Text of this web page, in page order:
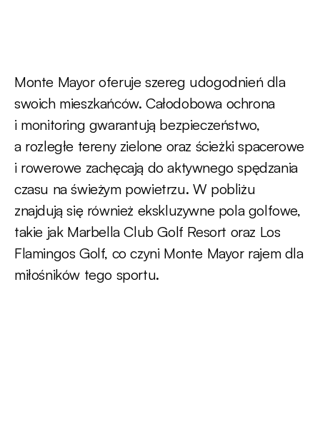
Monte Mayor oferuje szereg udogodnień dla
swoich mieszkańców. Całodobowa ochrona
i monitoring gwarantują bezpieczeństwo,
a rozległe tereny zielone oraz ścieżki spacerowe
i rowerowe zachęcają do aktywnego spędzania
czasu na świeżym powietrzu. W pobliżu
znajdują się również ekskluzywne pola golfowe,
takie jak Marbella Club Golf Resort oraz Los
Flamingos Golf, co czyni Monte Mayor rajem dla
miłośników tego sportu.